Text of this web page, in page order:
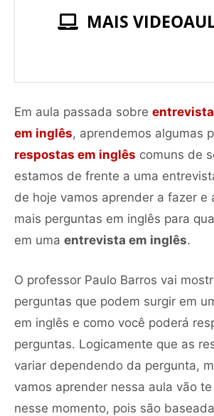
MAIS
Em aula passada sobre
em inglês, aprendemos algumas
respostas em inglês comuns de
estamos de frente a uma
de hoje vamos aprender a fazer e
mais perguntas em inglês para
em uma entrevista em inglês.
O professor Paulo Barros vai
perguntas que podem surgir em
em inglês e como você poderá
perguntas. Logicamente que as
variar dependendo da pergunta,
vamos aprender nessa aula vão
nesse momento, pois são